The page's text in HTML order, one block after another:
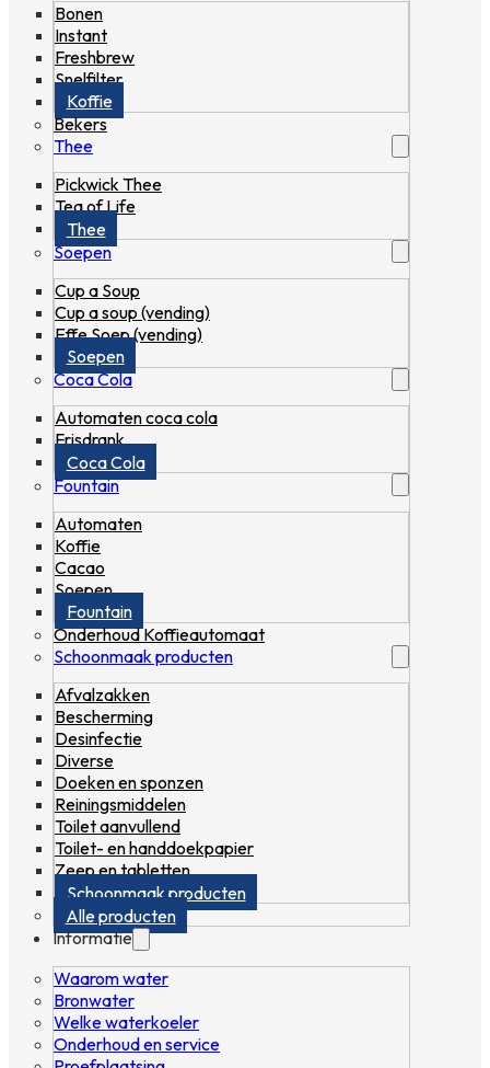
Bonen
Instant
Freshbrew
Snelfilter
Koffie
Bekers
Thee
Pickwick Thee
Tea of Life
Thee
Soepen
Cup a Soup
Cup a soup (vending)
Effe Soep (vending)
Soepen
Coca Cola
Automaten coca cola
Frisdrank
Coca Cola
Fountain
Automaten
Koffie
Cacao
Soepen
Fountain
Onderhoud Koffieautomaat
Schoonmaak producten
Afvalzakken
Bescherming
Desinfectie
Diverse
Doeken en sponzen
Reiningsmiddelen
Toilet aanvullend
Toilet- en handdoekpapier
Zeep en tabletten
Schoonmaak producten
Alle producten
Informatie
Waarom water
Bronwater
Welke waterkoeler
Onderhoud en service